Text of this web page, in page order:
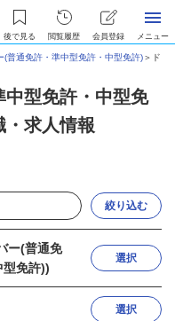
後で見る 閲覧履歴 会員登録 メニュー
(普通免許・準中型免許・中型免許)＞ ドラ
中型免許・中型免
・求人情報
絞り込む
ー(普通免
型免許))
選択
選択